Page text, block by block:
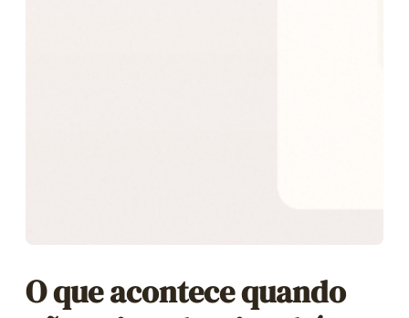
O que acontece quando